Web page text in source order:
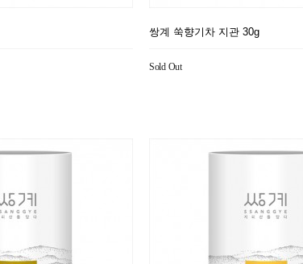
쌍계 쑥향기차 지관 30g
Sold Out